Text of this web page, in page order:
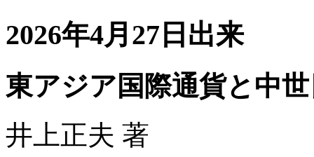
2026年4月27日出来
東アジア国際通貨と中
井上正夫 著